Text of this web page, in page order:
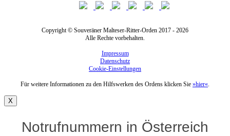
Copyright © Souveräner Malteser-Ritter-Orden 2017 - 2026
Alle Rechte vorbehalten.
Impressum
Datenschutz
Cookie-Einstellungen
Für weitere Informationen zu den Hilfswerken des Ordens klicken Sie »hier«.
X
Notrufnummern in Österreich